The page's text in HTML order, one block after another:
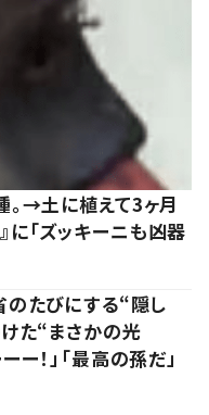
。→土に植えて3ヶ月
「ズッキーニも凶器
たびにする“隠し
た“まさかの光
！」「最高の孫だ」